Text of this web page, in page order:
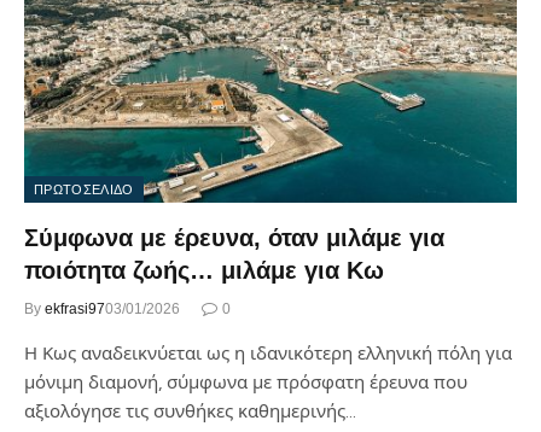
ΠΡΩΤΟΣΕΛΙΔΟ
Σύμφωνα με έρευνα, όταν μιλάμε για
ποιότητα ζωής… μιλάμε για Κω
By ekfrasi9703/01/2026 0
Η Κως αναδεικνύεται ως η ιδανικότερη ελληνική πόλη για
μόνιμη διαμονή, σύμφωνα με πρόσφατη έρευνα που
αξιολόγησε τις συνθήκες καθημερινής…